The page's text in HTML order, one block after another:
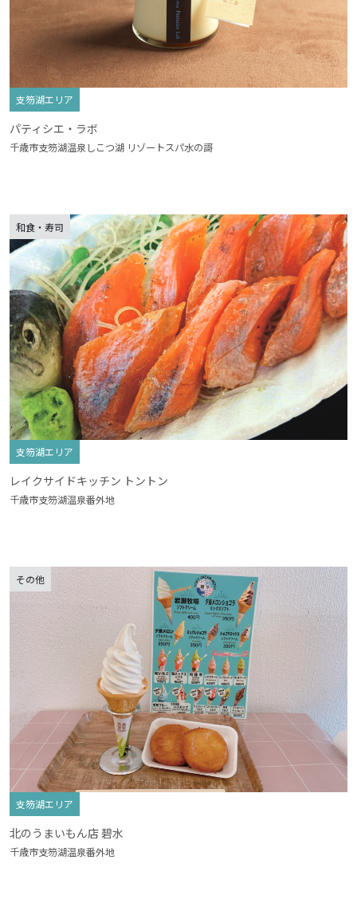
支笏湖エリア
パティシエ・ラボ
千歳市支笏湖温泉しこつ湖 リゾートスパ水の謌
和食・寿司
支笏湖エリア
レイクサイドキッチン トントン
千歳市支笏湖温泉番外地
その他
支笏湖エリア
北のうまいもん店 碧水
千歳市支笏湖温泉番外地